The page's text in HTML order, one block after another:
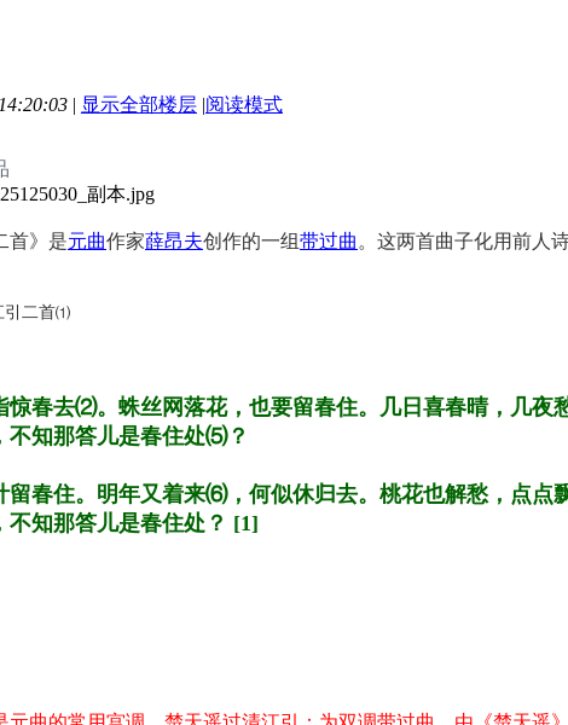
| 显示全部楼层 |阅读模式
首》是元曲作家薛昂夫创作的一组带过曲 。这两首曲子化用前人
引二首⑴
惊春去⑵。蛛丝网落花，也要留春住。几日喜春晴，几
不知那答儿是春住处⑸？
留春住。明年又着来⑹，何似休归去。桃花也解愁，点
不知那答儿是春住处？ [1]